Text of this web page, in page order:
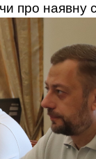
про наявну